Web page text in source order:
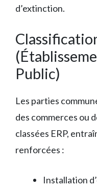
d’extinction.
Public)
Les parties
des commerces ou
classées ERP,
renforcées :
Installation